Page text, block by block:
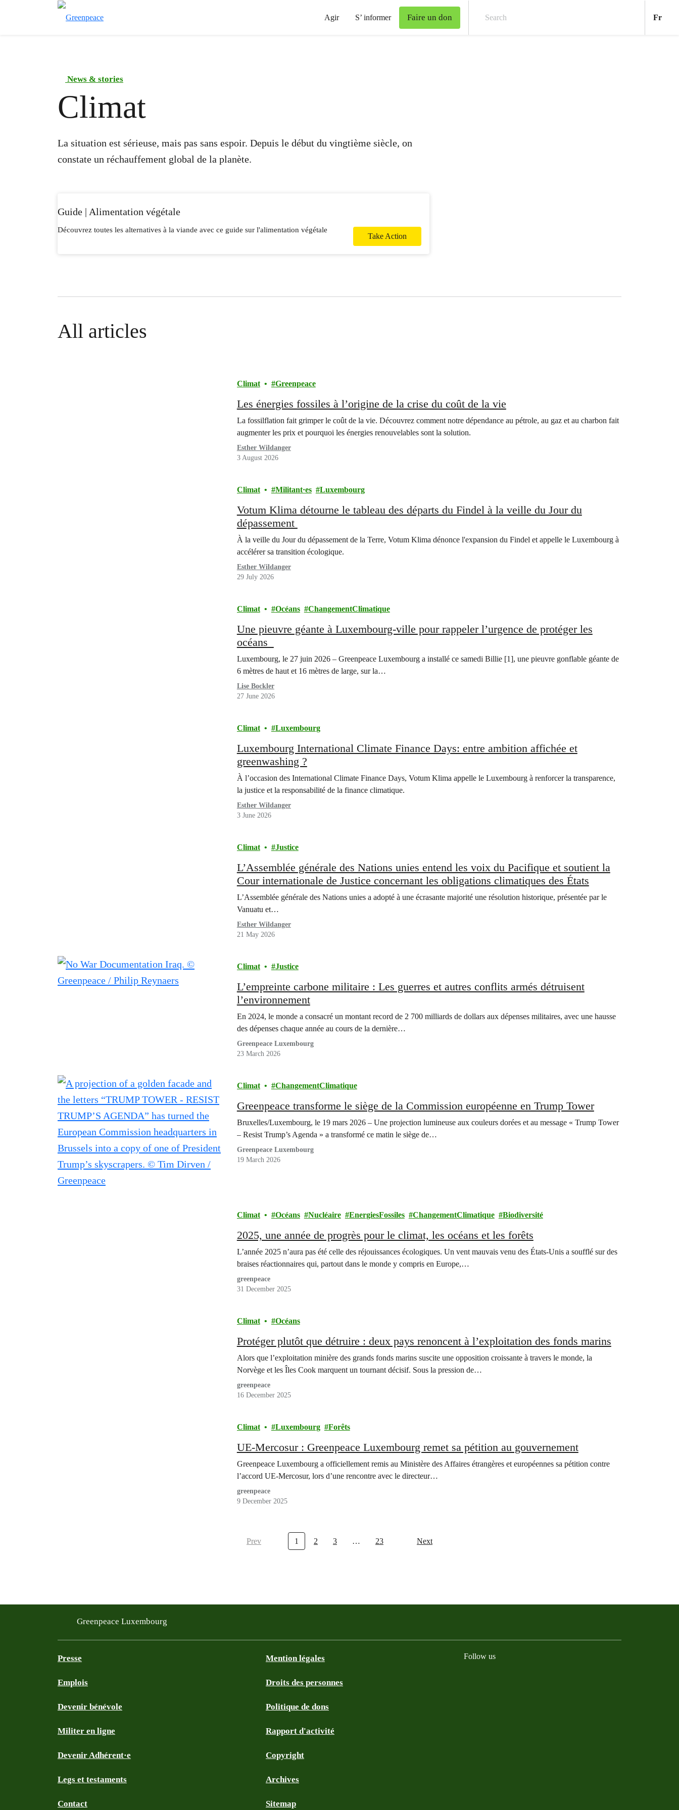
Agir S’ informer Faire un don Fr
News & stories
Climat
La situation est sérieuse, mais pas sans espoir. Depuis le début du vingtième siècle, on
constate un réchauffement global de la planète.
Guide | Alimentation végétale
Découvrez toutes les alternatives à la viande avec ce guide sur l'alimentation végétale
Take Action
All articles
Climat Greenpeace
Les énergies fossiles à l’origine de la crise du coût de la vie
La fossilflation fait grimper le coût de la vie. Découvrez comment notre dépendance au pétrole, au gaz et au charbon fait
augmenter les prix et pourquoi les énergies renouvelables sont la solution.
Esther Wildanger
3 August 2026
Climat Militant·es Luxembourg
Votum Klima détourne le tableau des départs du Findel à la veille du Jour du
dépassement
À la veille du Jour du dépassement de la Terre, Votum Klima dénonce l'expansion du Findel et appelle le Luxembourg à
accélérer sa transition écologique.
Esther Wildanger
29 July 2026
Climat Océans ChangementClimatique
Une pieuvre géante à Luxembourg-ville pour rappeler l’urgence de protéger les
océans
Luxembourg, le 27 juin 2026 – Greenpeace Luxembourg a installé ce samedi Billie [1], une pieuvre gonflable géante de
6 mètres de haut et 16 mètres de large, sur la…
Lise Bockler
27 June 2026
Climat Luxembourg
Luxembourg International Climate Finance Days: entre ambition affichée et
greenwashing ?
À l’occasion des International Climate Finance Days, Votum Klima appelle le Luxembourg à renforcer la transparence,
la justice et la responsabilité de la finance climatique.
Esther Wildanger
3 June 2026
Climat Justice
L’Assemblée générale des Nations unies entend les voix du Pacifique et soutient la
Cour internationale de Justice concernant les obligations climatiques des États
L’Assemblée générale des Nations unies a adopté à une écrasante majorité une résolution historique, présentée par le
Vanuatu et…
Esther Wildanger
21 May 2026
Climat Justice
L’empreinte carbone militaire : Les guerres et autres conflits armés détruisent
l’environnement
En 2024, le monde a consacré un montant record de 2 700 milliards de dollars aux dépenses militaires, avec une hausse
des dépenses chaque année au cours de la dernière…
Greenpeace Luxembourg
23 March 2026
Climat ChangementClimatique
Greenpeace transforme le siège de la Commission européenne en Trump Tower
Bruxelles/Luxembourg, le 19 mars 2026 – Une projection lumineuse aux couleurs dorées et au message « Trump Tower
– Resist Trump’s Agenda » a transformé ce matin le siège de…
Greenpeace Luxembourg
19 March 2026
Climat Océans Nucléaire EnergiesFossiles ChangementClimatique Biodiversité
2025, une année de progrès pour le climat, les océans et les forêts
L’année 2025 n’aura pas été celle des réjouissances écologiques. Un vent mauvais venu des États-Unis a soufflé sur des
braises réactionnaires qui, partout dans le monde y compris en Europe,…
greenpeace
31 December 2025
Climat Océans
Protéger plutôt que détruire : deux pays renoncent à l’exploitation des fonds marins
Alors que l’exploitation minière des grands fonds marins suscite une opposition croissante à travers le monde, la
Norvège et les Îles Cook marquent un tournant décisif. Sous la pression de…
greenpeace
16 December 2025
Climat Luxembourg Forêts
UE-Mercosur : Greenpeace Luxembourg remet sa pétition au gouvernement
Greenpeace Luxembourg a officiellement remis au Ministère des Affaires étrangères et européennes sa pétition contre
l’accord UE-Mercosur, lors d’une rencontre avec le directeur…
greenpeace
9 December 2025
Prev 1 2 3 … 23 Next
Greenpeace Luxembourg
Follow us
Presse
Emplois
Devenir bénévole
Militer en ligne
Devenir Adhérent·e
Legs et testaments
Contact
Mention légales
Droits des personnes
Politique de dons
Rapport d'activité
Copyright
Archives
Sitemap